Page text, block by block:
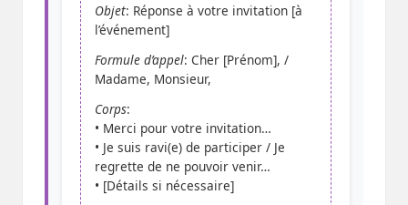
Objet: Réponse à votre invitation [à
l’événement]
Formule d’appel: Cher [Prénom], /
Madame, Monsieur,
Corps:
• Merci pour votre invitation…
• Je suis ravi(e) de participer / Je
regrette de ne pouvoir venir…
• [Détails si nécessaire]